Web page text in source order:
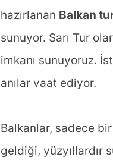
hazırlanan Balkan
sunuyor. Sarı Tur
imkanı sunuyoruz.
anılar vaat ediyor.
Balkanlar, sadece
geldiği, yüzyıllardır